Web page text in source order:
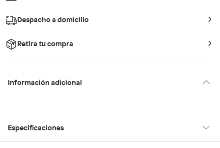
Despacho a domicilio
Retira tu compra
Información adicional
Especificaciones